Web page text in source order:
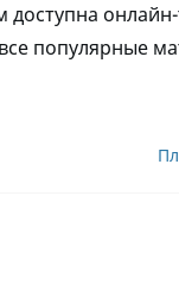
популярные